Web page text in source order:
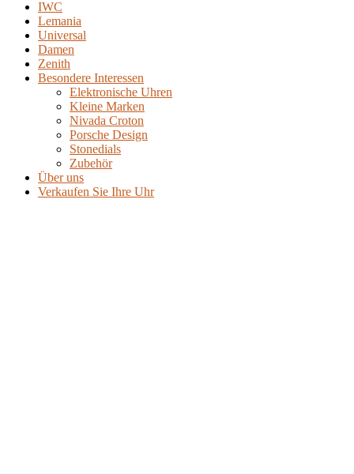
IWC
Lemania
Universal
Damen
Zenith
Besondere Interessen
Elektronische Uhren
Kleine Marken
Nivada Croton
Porsche Design
Stonedials
Zubehör
Über uns
Verkaufen Sie Ihre Uhr